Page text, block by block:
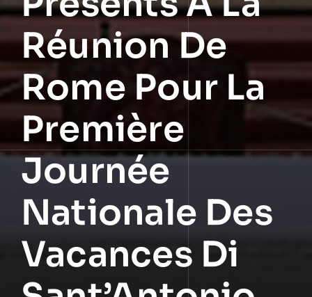
Réunion De
Rome Pour La
Première
Journée
Nationale Des
Vacances Di